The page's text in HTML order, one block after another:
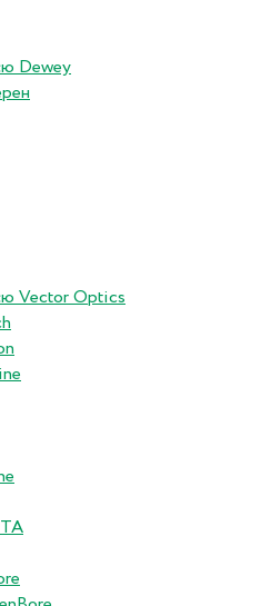
Dewey
Vector Optics